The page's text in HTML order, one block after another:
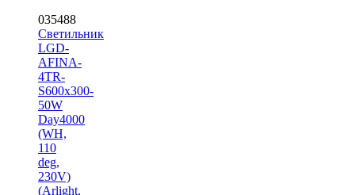
035488
Светильник
LGD-
AFINA-
4TR-
S600x300-
50W
Day4000
(WH,
110
deg,
230V)
(Arlight,